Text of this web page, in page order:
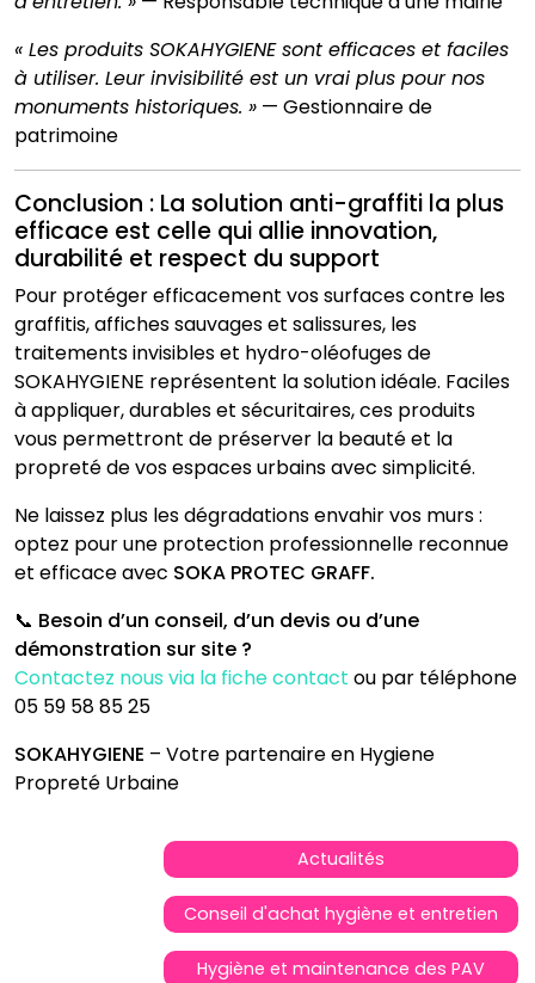
« Les produits SOKAHYGIENE sont efficaces et faciles
à utiliser. Leur invisibilité est un vrai plus pour nos
monuments historiques. » — Gestionnaire de
patrimoine
Conclusion : La solution anti-graffiti la plus
efficace est celle qui allie innovation,
durabilité et respect du support
Pour protéger efficacement vos surfaces contre les
graffitis, affiches sauvages et salissures, les
traitements invisibles et hydro-oléofuges de
SOKAHYGIENE représentent la solution idéale. Faciles
à appliquer, durables et sécuritaires, ces produits
vous permettront de préserver la beauté et la
propreté de vos espaces urbains avec simplicité.
Ne laissez plus les dégradations envahir vos murs :
optez pour une protection professionnelle reconnue
et efficace avec SOKA PROTEC GRAFF.
📞 Besoin d’un conseil, d’un devis ou d’une
démonstration sur site ?
Contactez nous via la fiche contact ou par téléphone
05 59 58 85 25
SOKAHYGIENE – Votre partenaire en Hygiene
Propreté Urbaine
Actualités
Conseil d'achat hygiène et entretien
Hygiène et maintenance des PAV